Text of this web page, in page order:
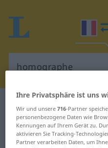
Französisch-
für
Ihre Privatsphäre ist uns
Wir und unsere716-Partner
personenbezogene Daten wie
Kennungen auf Ihrem Gerät zu.
aktivieren Sie Tracking-
Partner verarbeiten Daten, um